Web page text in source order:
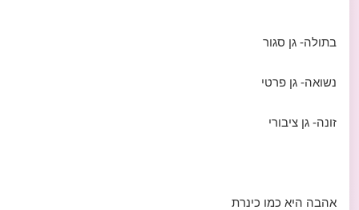
בתולה- גן סגור
נשואה- גן פרטי
זונה- גן ציבורי
אהבה היא כמו כינרת